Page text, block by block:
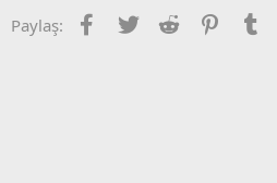
Paylaş: Facebook
Twitter Reddit